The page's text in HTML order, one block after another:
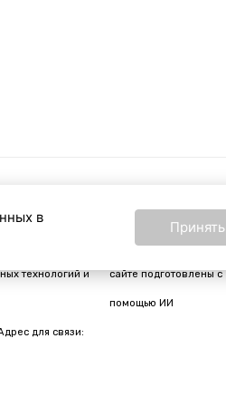
технологий и
для связи:
Все материалы на
сайте подготовлены с
помощью ИИ
в
Принять